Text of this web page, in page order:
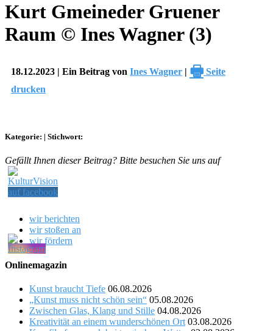
Kurt Gmeineder Gruener
Raum © Ines Wagner (3)
18.12.2023 | Ein Beitrag von Ines Wagner | 🖶 Seite
drucken
Kategorie: | Stichwort:
Gefällt Ihnen dieser Beitrag? Bitte besuchen Sie uns auf
wir berichten
wir stoßen an
wir fördern
Onlinemagazin
Kunst braucht Tiefe 06.08.2026
„Kunst muss nicht schön sein“ 05.08.2026
Zwischen Glas, Klang und Stille 04.08.2026
Kreativität an einem wunderschönen Ort 03.08.2026